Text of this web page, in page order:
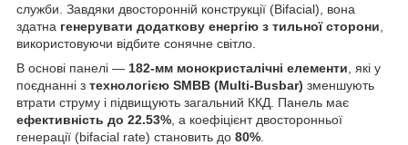
служби. Завдяки двосторонній конструкції (Bifacial), вона
здатна генерувати додаткову енергію з тильної сторони
використовуючи відбите сонячне світло.
В основі панелі — 182-мм монокристалічні елементи , які у
поєднанні з технологією SMBB (Multi-Busbar) зменшують
втрати струму і підвищують загальний ККД. Панель має
ефективність до 22.53% , а коефіцієнт двосторонньої
генерації (bifacial rate) становить до 80%